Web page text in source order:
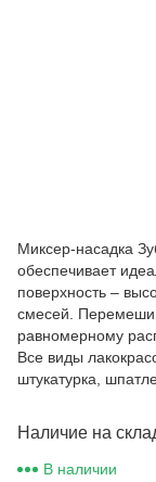
Миксер-насадка
обеспечивает
поверхность –
смесей.
равномерному
Все виды
штукатурка,
Наличие на
В наличии